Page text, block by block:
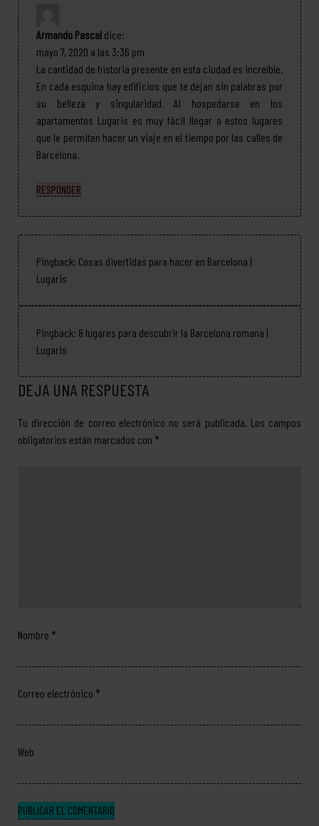
Armando Pascal dice:
mayo 7, 2020 a las 3:36 pm
La cantidad de historia presente en esta ciudad es increíble.
En cada esquina hay edificios que te dejan sin palabras por
su belleza y singularidad. Al hospedarse en los
apartamentos Lugaris es muy fácil llegar a estos lugares
que le permiten hacer un viaje en el tiempo por las calles de
Barcelona.
RESPONDER
Pingback: Cosas divertidas para hacer en Barcelona |
Lugaris
Pingback: 8 lugares para descubrir la Barcelona romana |
Lugaris
DEJA UNA RESPUESTA
Tu dirección de correo electrónico no será publicada. Los campos
obligatorios están marcados con *
Nombre *
Correo electrónico *
Web